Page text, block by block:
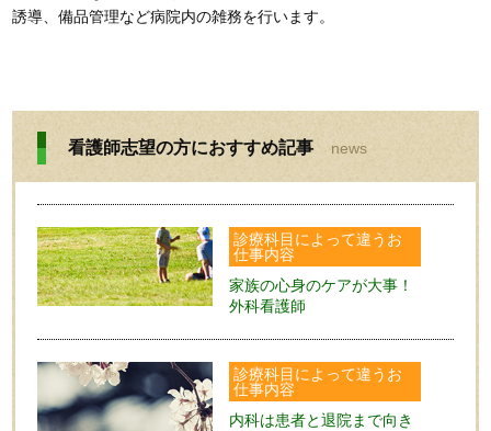
誘導、備品管理など病院内の雑務を行います。
看護師志望の方におすすめ記事
診療科目によって違うお
仕事内容
家族の心身のケアが大事！
外科看護師
診療科目によって違うお
仕事内容
内科は患者と退院まで向き